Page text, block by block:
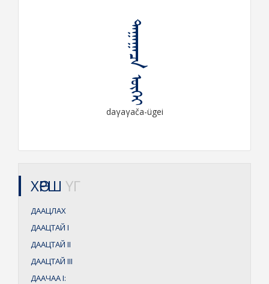
ᠳᠠᠭᠠᠭᠠᠴᠠ ᠦᠭᠡᠶ
daγaγača-ügei
ХӨРШ ҮГ
ДААЦЛАХ
ДААЦТАЙ I
ДААЦТАЙ II
ДААЦТАЙ III
ДААЧААI: